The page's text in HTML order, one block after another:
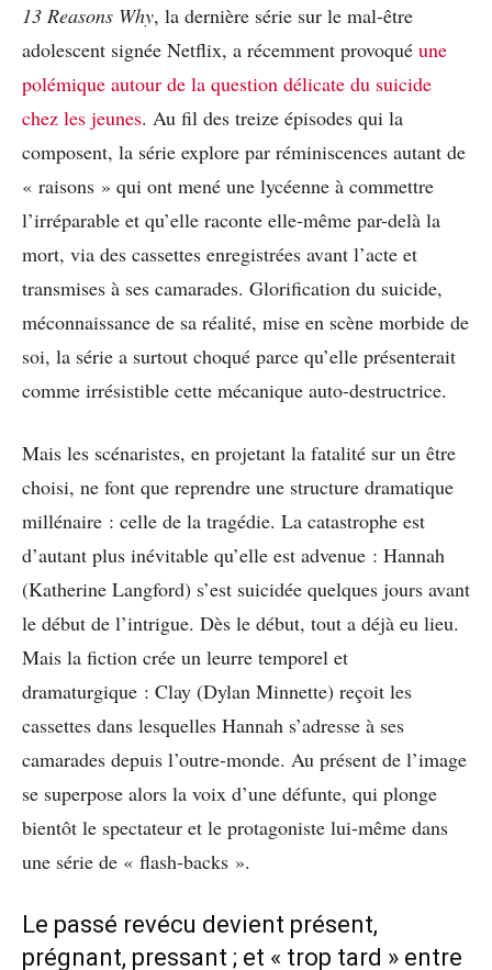
13 Reasons Why, la dernière série sur le mal-être
adolescent signée Netflix, a récemment provoqué une
polémique autour de la question délicate du suicide
chez les jeunes. Au fil des treize épisodes qui la
composent, la série explore par réminiscences autant de
« raisons » qui ont mené une lycéenne à commettre
l’irréparable et qu’elle raconte elle-même par-delà la
mort, via des cassettes enregistrées avant l’acte et
transmises à ses camarades. Glorification du suicide,
méconnaissance de sa réalité, mise en scène morbide de
soi, la série a surtout choqué parce qu’elle présenterait
comme irrésistible cette mécanique auto-destructrice.
Mais les scénaristes, en projetant la fatalité sur un être
choisi, ne font que reprendre une structure dramatique
millénaire : celle de la tragédie. La catastrophe est
d’autant plus inévitable qu’elle est advenue : Hannah
(Katherine Langford) s’est suicidée quelques jours avant
le début de l’intrigue. Dès le début, tout a déjà eu lieu.
Mais la fiction crée un leurre temporel et
dramaturgique : Clay (Dylan Minnette) reçoit les
cassettes dans lesquelles Hannah s’adresse à ses
camarades depuis l’outre-monde. Au présent de l’image
se superpose alors la voix d’une défunte, qui plonge
bientôt le spectateur et le protagoniste lui-même dans
une série de « flash-backs ».
Le passé revécu devient présent,
prégnant, pressant ; et « trop tard » entre